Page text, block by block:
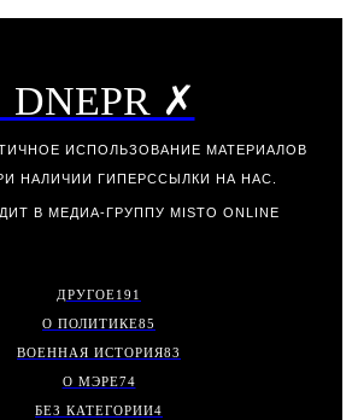
DNEPR ✗
ИСПОЛЬЗОВАНИЕ МАТЕРИАЛОВ
НАЛИЧИИ ГИПЕРССЫЛКИ НА НАС.
В МЕДИА-ГРУППУ MISTO ONLINE
ДРУГОЕ191
О ПОЛИТИКЕ85
ВОЕННАЯ ИСТОРИЯ83
О МЭРЕ74
БЕЗ КАТЕГОРИИ4